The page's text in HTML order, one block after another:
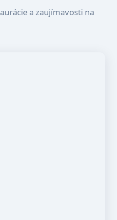
a zaujímavosti na